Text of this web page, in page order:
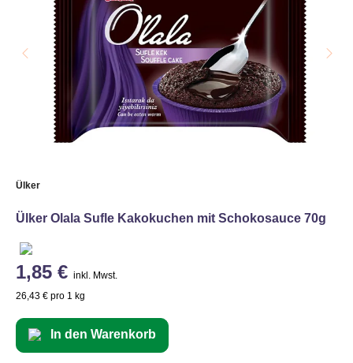
Ülker
Ülker Olala Sufle Kakokuchen mit Schokosauce 70g
1,85 € inkl. Mwst.
26,43 € pro 1 kg
In den Warenkorb